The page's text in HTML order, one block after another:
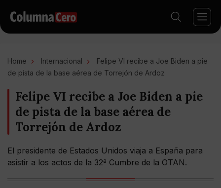
Home Internacional
Felipe VI recibe a Joe Biden a pie
de pista de la base aérea de Torrejón de Ardoz
Felipe VI recibe a Joe Biden a pie
de pista de la base aérea de
Torrejón de Ardoz
El presidente de Estados Unidos viaja a España para
asistir a los actos de la 32ª Cumbre de la OTAN.